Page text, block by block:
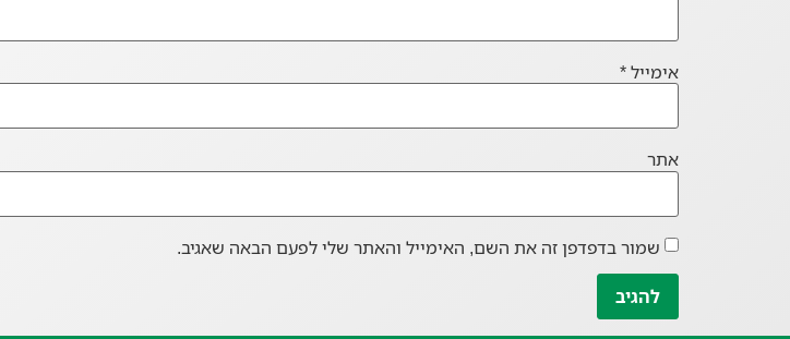
אימייל*
אתר
שמור בדפדפן זה את השם, האימייל והאתר שלי לפעם הבאה שאגיב.